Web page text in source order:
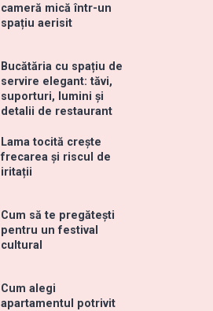
cameră mică într-un
spațiu aerisit
Bucătăria cu spațiu de
servire elegant: tăvi,
suporturi, lumini și
detalii de restaurant
Lama tocită crește
frecarea și riscul de
iritații
Cum să te pregătești
pentru un festival
cultural
Cum alegi
apartamentul potrivit